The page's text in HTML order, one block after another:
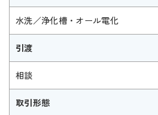
水洗／浄化槽・オール電化
引渡
相談
取引形態